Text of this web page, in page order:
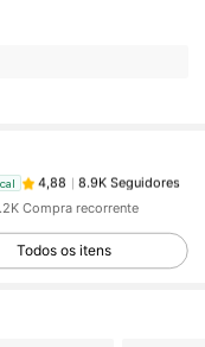
n***5pago1 dia atrás
4,88 8.9K Seguidores
Compra recorrente
Todos os itens